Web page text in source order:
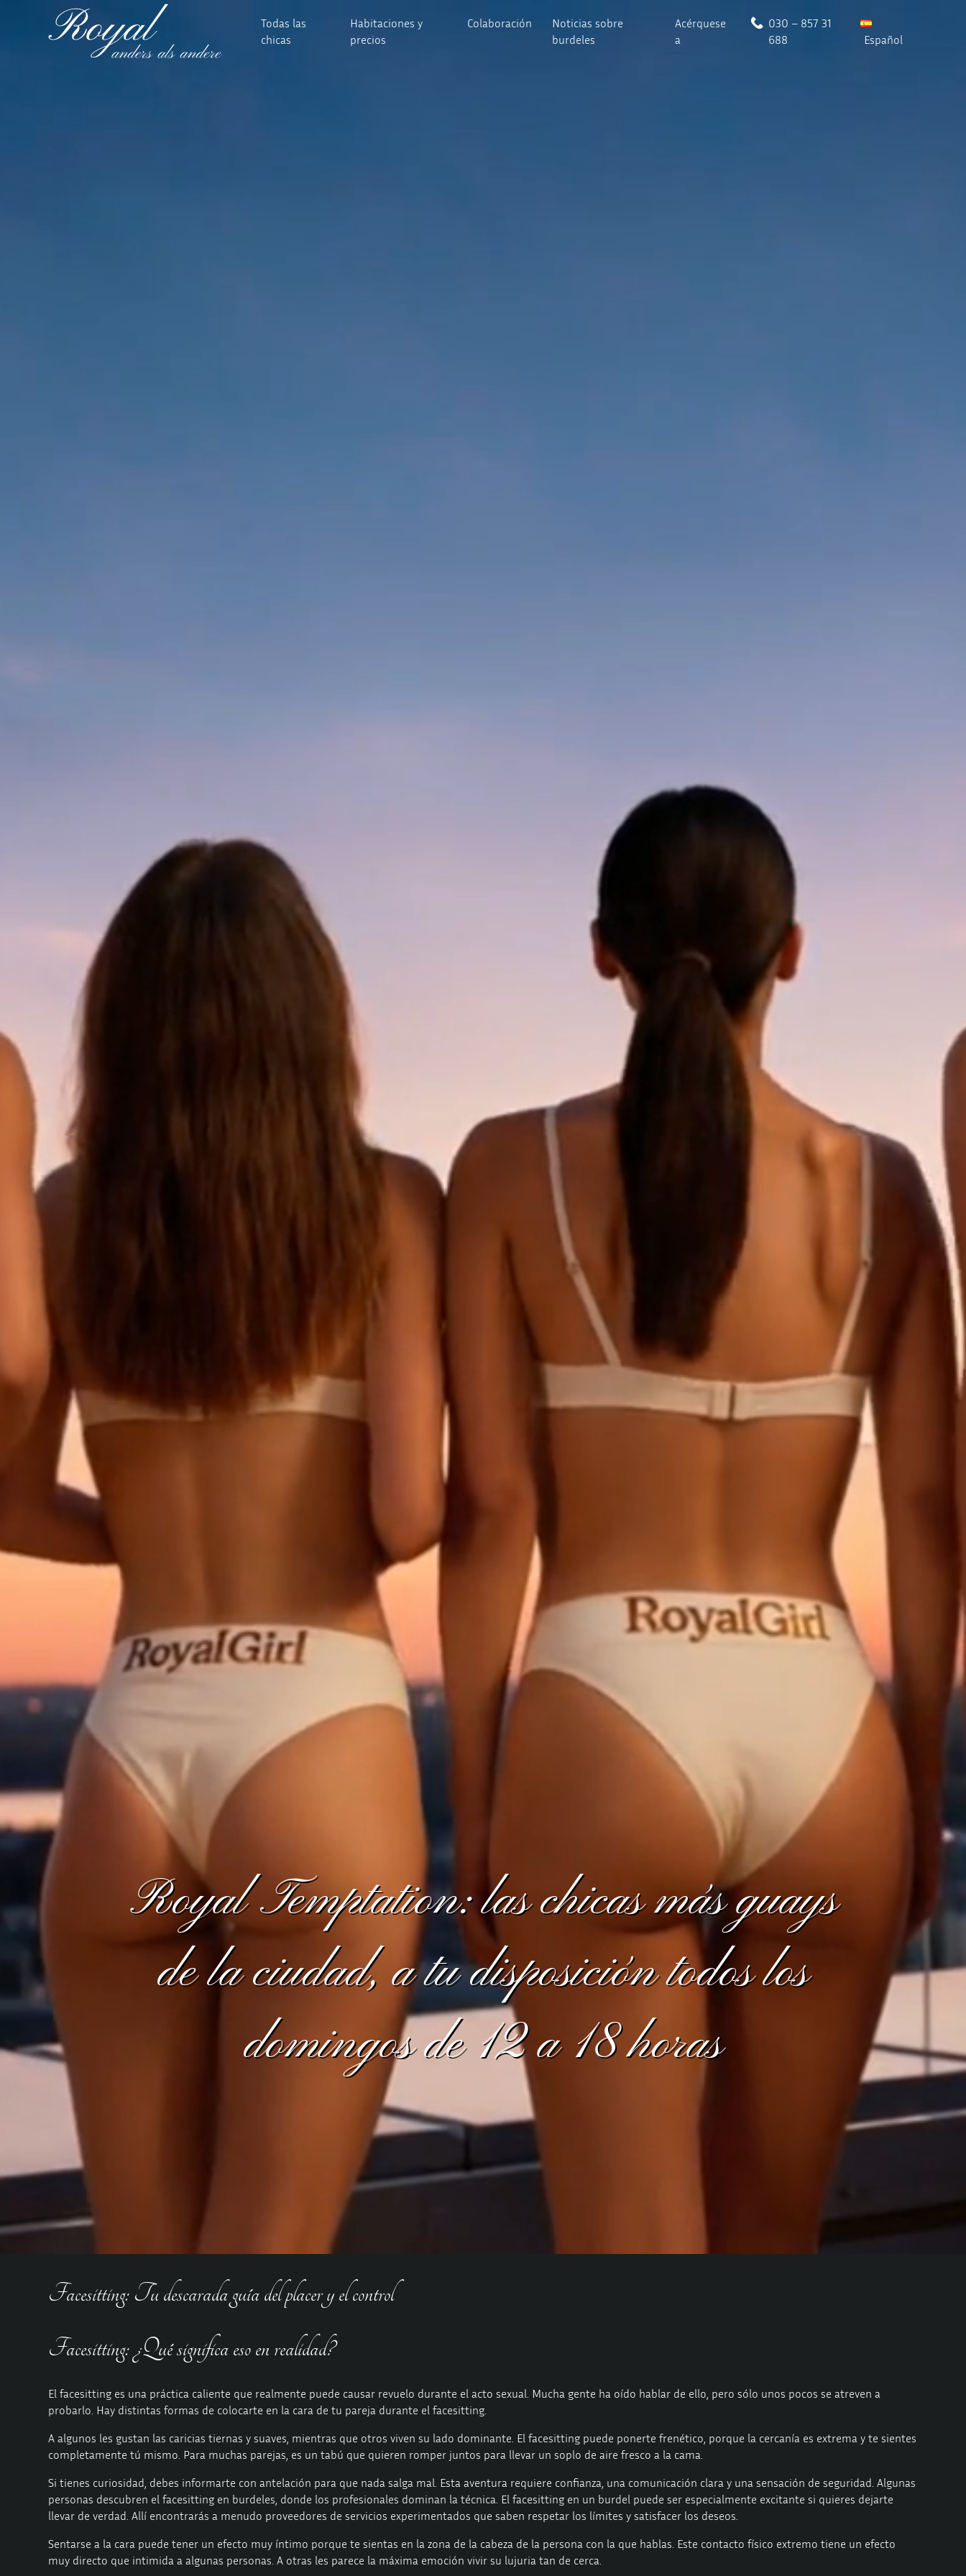
Todas las
chicas
Habitaciones y
precios
Colaboración
Noticias sobre
burdeles
Acérquese
a
030 – 857 31
688
Español
Royal Temptation: las chicas más guays
de la ciudad, a tu disposición todos los
domingos de 12 a 18 horas
Facesitting: Tu descarada guía del placer y el control
Facesitting: ¿Qué significa eso en realidad?
El facesitting es una práctica caliente que realmente puede causar revuelo durante el acto sexual. Mucha gente ha oído hablar de ello, pero sólo unos pocos se atreven a
probarlo. Hay distintas formas de colocarte en la cara de tu pareja durante el facesitting.
A algunos les gustan las caricias tiernas y suaves, mientras que otros viven su lado dominante. El facesitting puede ponerte frenético, porque la cercanía es extrema y te sientes
completamente tú mismo. Para muchas parejas, es un tabú que quieren romper juntos para llevar un soplo de aire fresco a la cama.
Si tienes curiosidad, debes informarte con antelación para que nada salga mal. Esta aventura requiere confianza, una comunicación clara y una sensación de seguridad. Algunas
personas descubren el facesitting en burdeles, donde los profesionales dominan la técnica. El facesitting en un burdel puede ser especialmente excitante si quieres dejarte
llevar de verdad. Allí encontrarás a menudo proveedores de servicios experimentados que saben respetar los límites y satisfacer los deseos.
Sentarse a la cara puede tener un efecto muy íntimo porque te sientas en la zona de la cabeza de la persona con la que hablas. Este contacto físico extremo tiene un efecto
muy directo que intimida a algunas personas. A otras les parece la máxima emoción vivir su lujuria tan de cerca.